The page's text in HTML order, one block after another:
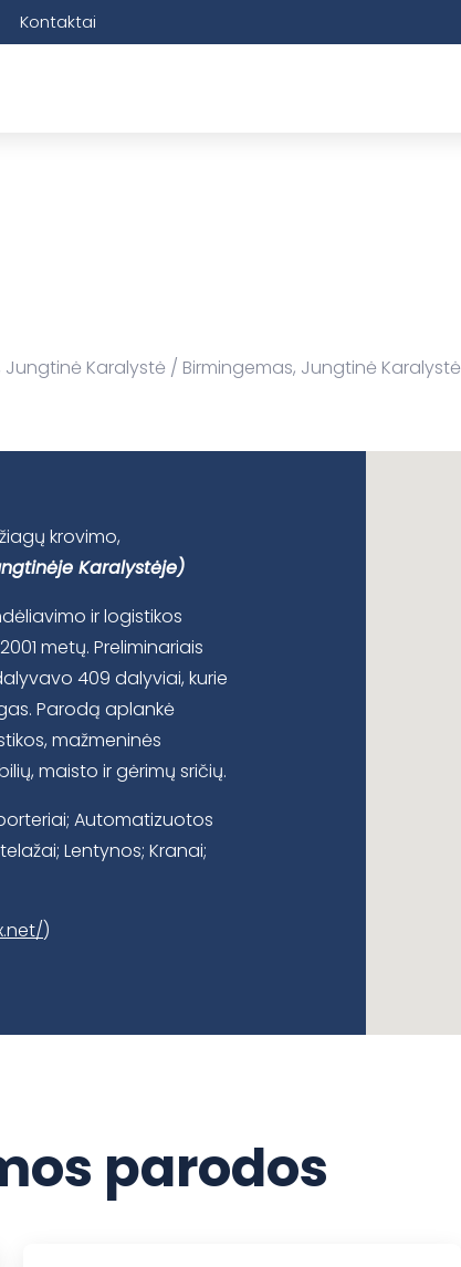
Kontaktai
Jungtinė Karalystė Birmingemas, Jungtinė Karalystė
krovimo,
Karalystėje)
ir logistikos
metų. Preliminariais
409 dalyviai, kurie
Parodą aplankė
mažmeninės
maisto ir gėrimų sričių.
Automatizuotos
Lentynos; Kranai;
)
parodos